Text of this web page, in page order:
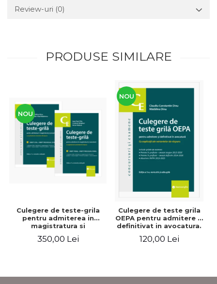
Review-uri (0)
PRODUSE SIMILARE
NOU
Culegere de teste-grila
pentru admiterea in
magistratura si
revizuita si adaugita -
350,00 Lei
NOU
Culegere de teste grila
OEPA pentru admitere si
definitivat in avocatura.
variantelor de raspuns.
120,00 Lei